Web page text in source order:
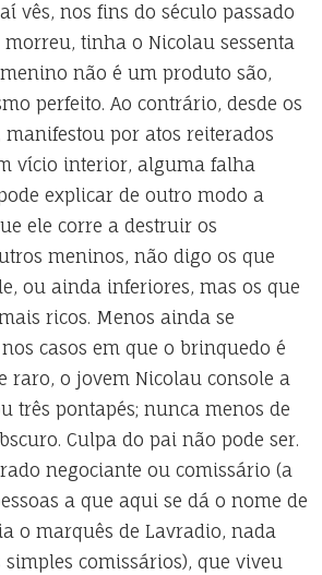
vês, nos fins do século passado
morreu, tinha o Nicolau sessenta
não é um produto são,
perfeito. Ao contrário, desde os
por atos reiterados
vício interior, alguma falha
explicar de outro modo a
ele corre a destruir os
meninos, não digo os que
ou ainda inferiores, mas os que
ricos. Menos ainda se
casos em que o brinquedo é
raro, o jovem Nicolau console a
três pontapés; nunca menos de
Culpa do pai não pode ser.
negociante ou comissário (a
a que aqui se dá o nome de
o marquês de Lavradio, nada
comissários), que viveu